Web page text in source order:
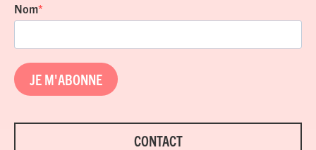
Nom
JE M'ABONNE
CONTACT